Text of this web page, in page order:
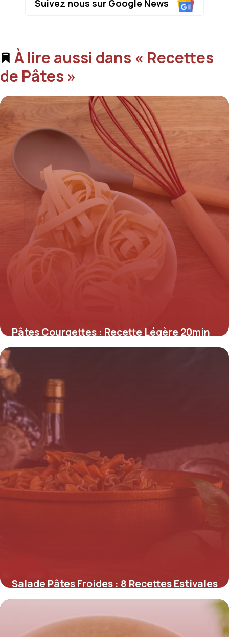
Suivez nous sur Google News
À lire aussi dans « Recettes
de Pâtes »
Pâtes Courgettes : Recette Légère 20min
18 juin 2026
Salade Pâtes Froides : 8 Recettes Estivales
2 juin 2026